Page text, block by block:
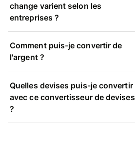
change varient selon les
entreprises ?
Comment puis-je convertir de
l'argent ?
Quelles devises puis-je convertir
avec ce convertisseur de devises
?